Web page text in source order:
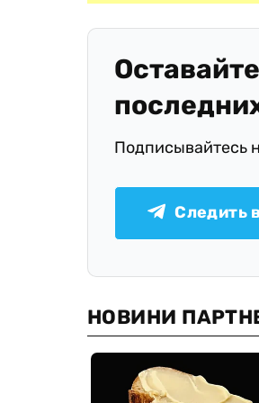
Подписывайтесь
Следить